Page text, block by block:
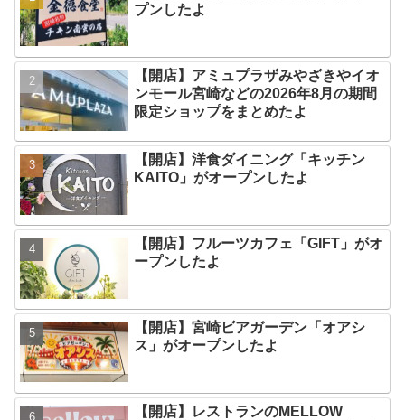
プンしたよ
【開店】アミュプラザみやざきやイオ
ンモール宮崎などの2026年8月の期間
限定ショップをまとめたよ
【開店】洋食ダイニング「キッチン
KAITO」がオープンしたよ
【開店】フルーツカフェ「GIFT」がオ
ープンしたよ
【開店】宮崎ビアガーデン「オアシ
ス」がオープンしたよ
【開店】レストランのMELLOW